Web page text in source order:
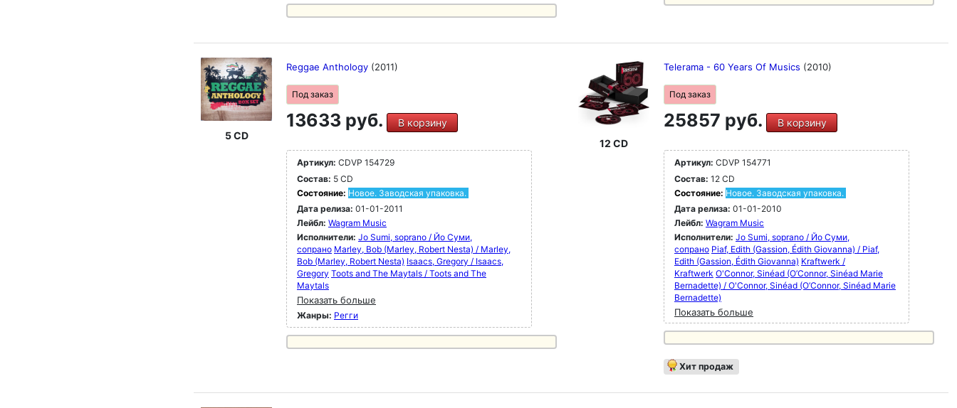
5 CD
Reggae Anthology (2011)
Под заказ
13633 руб. В корзину
Артикул: CDVP 154729
Состав: 5 CD
Состояние: Новое. Заводская упаковка.
Дата релиза: 01-01-2011
Лейбл: Wagram Music
Исполнители: Jo Sumi, soprano / Йо Суми,
сопрано Marley, Bob (Marley, Robert Nesta) / Marley,
Bob (Marley, Robert Nesta) Isaacs, Gregory / Isaacs,
Gregory Toots and The Maytals / Toots and The
Maytals
Показать больше
Жанры: Регги
12 CD
Telerama - 60 Years Of Musics (2010)
Под заказ
25857 руб. В корзину
Артикул: CDVP 154771
Состав: 12 CD
Состояние: Новое. Заводская упаковка.
Дата релиза: 01-01-2010
Лейбл: Wagram Music
Исполнители: Jo Sumi, soprano / Йо Суми,
сопрано Piaf, Edith (Gassion, Édith Giovanna) / Piaf,
Edith (Gassion, Édith Giovanna) Kraftwerk /
Kraftwerk O'Connor, Sinéad (O’Connor, Sinéad Marie
Bernadette) / O'Connor, Sinéad (O’Connor, Sinéad Marie
Bernadette)
Показать больше
Хит продаж